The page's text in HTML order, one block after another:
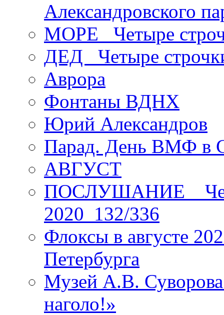
Александровского
МОРЕ _Четыре
ДЕД _Четыре
Аврора
Фонтаны ВДНХ
Юрий Александров
Парад. День ВМФ в
АВГУСТ
ПОСЛУШАНИЕ _
2020_132/336
Флоксы в августе
Петербурга
Музей А.В.
наголо!»